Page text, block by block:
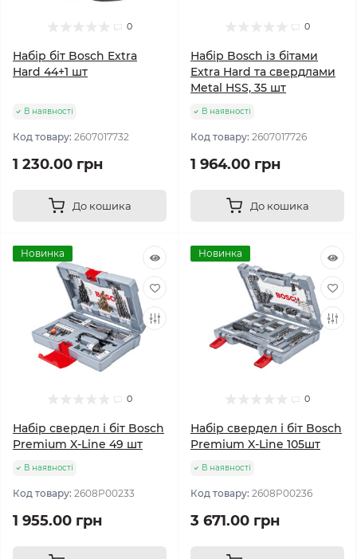
0
Набір біт Bosch Extra
Hard 44+1 шт
В наявності
Код товару: 2607017732
1 230.00 грн
До кошика
0
Набір Bosch із бітами
Extra Hard та свердлами
Metal HSS, 35 шт
В наявності
Код товару: 2607017726
1 964.00 грн
До кошика
Новинка
0
Набір свердел і біт Bosch
Premium X-Line 49 шт
В наявності
Код товару: 2608P00233
1 955.00 грн
Новинка
0
Набір свердел і біт Bosch
Premium X-Line 105шт
В наявності
Код товару: 2608P00236
3 671.00 грн